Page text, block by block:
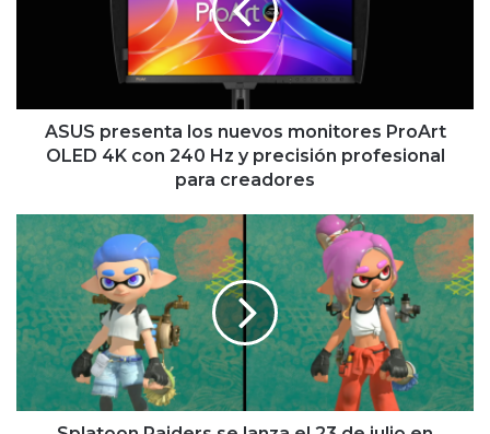
con
profesional
para
creadores
ASUS presenta los nuevos monitores ProArt
OLED 4K con 240 Hz y precisión profesional
para creadores
Splatoon
Raiders
se
lanza
el
23
de
en